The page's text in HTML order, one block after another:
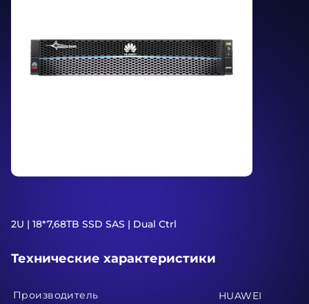
2U | 18*7,68TB SSD SAS | Dual Ctrl
Технические характеристики
Производитель HUAWEI